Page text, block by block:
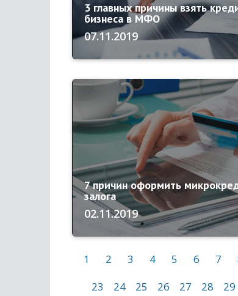
3 главных причины взять
бизнеса в МФО
07.11.2019
7 причин оформить
залога
02.11.2019
1 2 3 4 5 6 7
23
24 25 26 27 28 29